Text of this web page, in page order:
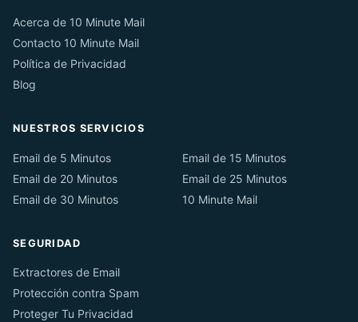
Acerca de 10 Minute Mail
Contacto 10 Minute Mail
Política de Privacidad
Blog
NUESTROS SERVICIOS
Email de 5 Minutos
Email de 15 Minutos
Email de 20 Minutos
Email de 25 Minutos
Email de 30 Minutos
10 Minute Mail
SEGURIDAD
Extractores de Email
Protección contra Spam
Proteger Tu Privacidad